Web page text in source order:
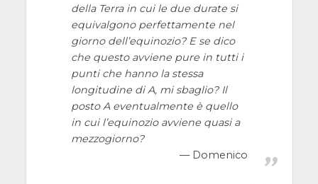
della Terra in cui le due durate si
equivalgono perfettamente nel
giorno dell’equinozio? E se dico
che questo avviene pure in tutti i
punti che hanno la stessa
longitudine di A, mi sbaglio? Il
posto A eventualmente è quello
in cui l’equinozio avviene quasi a
mezzogiorno?
Domenico